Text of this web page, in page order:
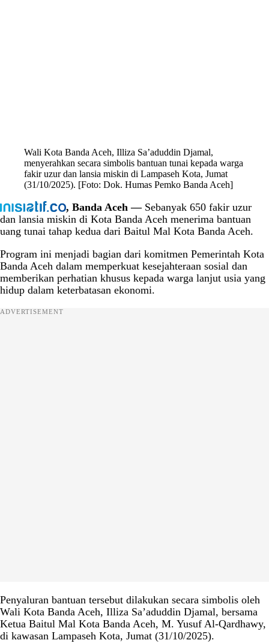
Wali Kota Banda Aceh, Illiza Sa’aduddin Djamal,
menyerahkan secara simbolis bantuan tunai kepada warga
fakir uzur dan lansia miskin di Lampaseh Kota, Jumat
(31/10/2025). [Foto: Dok. Humas Pemko Banda Aceh]
, Banda Aceh —Sebanyak 650 fakir uzur
dan lansia miskin di Kota Banda Aceh menerima bantuan
uang tunai tahap kedua dari Baitul Mal Kota Banda Aceh.
Program ini menjadi bagian dari komitmen Pemerintah Kota
Banda Aceh dalam memperkuat kesejahteraan sosial dan
memberikan perhatian khusus kepada warga lanjut usia yang
hidup dalam keterbatasan ekonomi.
ADVERTISEMENT
Penyaluran bantuan tersebut dilakukan secara simbolis oleh
Wali Kota Banda Aceh, Illiza Sa’aduddin Djamal, bersama
Ketua Baitul Mal Kota Banda Aceh, M. Yusuf Al-Qardhawy,
di kawasan Lampaseh Kota, Jumat (31/10/2025).